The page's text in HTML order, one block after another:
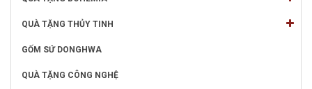
QUÀ TẶNG THỦY TINH
GỐM SỨ DONGHWA
QUÀ TẶNG CÔNG NGHỆ